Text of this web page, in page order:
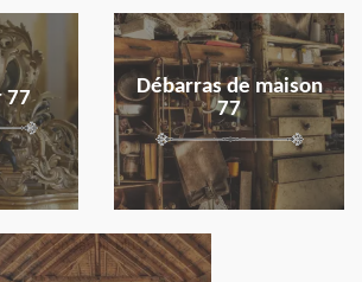
77
Débarras de maison
77
en savoir plus
en savoir plus